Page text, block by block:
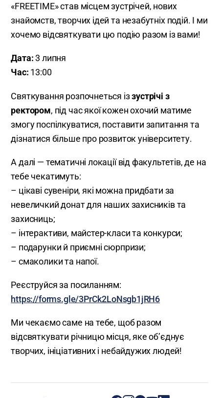
«FREETIME» став місцем зустрічей, нових
знайомств, творчих ідей та незабутніх подій. І ми
хочемо відсвяткувати цю подію разом із вами!
Дата:3 липня
Час: 13:00
Святкування розпочнеться іззустрічі з
ректором, під час якої кожен охочий матиме
змогу поспілкуватися, поставити запитання та
дізнатися більше про розвиток університету.
А далі — тематичні локації від факультетів, де на
тебе чекатимуть:
– цікаві сувеніри, які можна придбати за
невеличкий донат для наших захисників та
захисниць;
– інтерактиви, майстер-класи та конкурси;
– подарунки й приємні сюрпризи;
– смаколики та напої.
Реєструйся за посиланням:
https://forms.gle/3PrCk2LoNsgb1jRH6
Ми чекаємо саме на тебе, щоб разом
відсвяткувати річницю місця, яке об’єднує
творчих, ініціативних і небайдужих людей!